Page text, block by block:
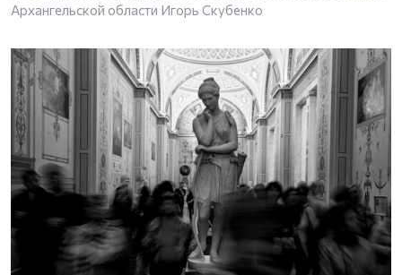
Архангельской области Игорь Скубенко